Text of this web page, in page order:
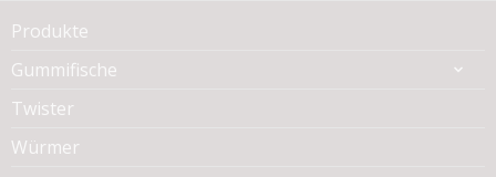
Produkte
Gummifische
Twister
Würmer